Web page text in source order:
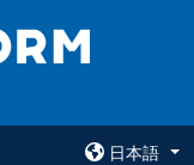
日本語